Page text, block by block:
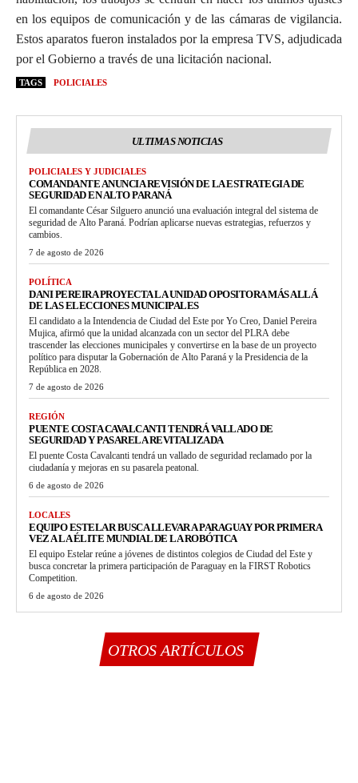
en los equipos de comunicación y de las cámaras de vigilancia.
Estos aparatos fueron instalados por la empresa TVS, adjudicada
por el Gobierno a través de una licitación nacional.
TAGS POLICIALES
ULTIMAS NOTICIAS
POLICIALES Y JUDICIALES
COMANDANTE ANUNCIA REVISIÓN DE LA ESTRATEGIA DE
SEGURIDAD EN ALTO PARANÁ
El comandante César Silguero anunció una evaluación integral del sistema de
seguridad de Alto Paraná. Podrían aplicarse nuevas estrategias, refuerzos y
cambios.
7 de agosto de 2026
POLÍTICA
DANI PEREIRA PROYECTA LA UNIDAD OPOSITORA MÁS ALLÁ
DE LAS ELECCIONES MUNICIPALES
El candidato a la Intendencia de Ciudad del Este por Yo Creo, Daniel Pereira
Mujica, afirmó que la unidad alcanzada con un sector del PLRA debe
trascender las elecciones municipales y convertirse en la base de un proyecto
político para disputar la Gobernación de Alto Paraná y la Presidencia de la
República en 2028.
7 de agosto de 2026
REGIÓN
PUENTE COSTA CAVALCANTI TENDRÁ VALLADO DE
SEGURIDAD Y PASARELA REVITALIZADA
El puente Costa Cavalcanti tendrá un vallado de seguridad reclamado por la
ciudadanía y mejoras en su pasarela peatonal.
6 de agosto de 2026
LOCALES
EQUIPO ESTELAR BUSCA LLEVAR A PARAGUAY POR PRIMERA
VEZ A LA ÉLITE MUNDIAL DE LA ROBÓTICA
El equipo Estelar reúne a jóvenes de distintos colegios de Ciudad del Este y
busca concretar la primera participación de Paraguay en la FIRST Robotics
Competition.
6 de agosto de 2026
OTROS ARTÍCULOS